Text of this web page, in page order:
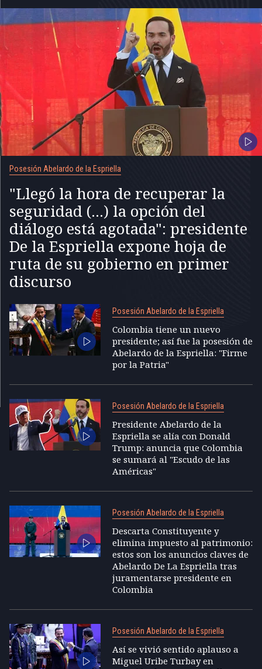
Posesión Abelardo de la Espriella
"Llegó la hora de recuperar la
seguridad (...) la opción del
diálogo está agotada": presidente
De la Espriella expone hoja de
ruta de su gobierno en primer
discurso
Posesión Abelardo de la Espriella
Colombia tiene un nuevo
presidente; así fue la posesión de
Abelardo de la Espriella: "Firme
por la Patria"
Posesión Abelardo de la Espriella
Presidente Abelardo de la
Espriella se alía con Donald
Trump: anuncia que Colombia
se sumará al "Escudo de las
Américas"
Posesión Abelardo de la Espriella
Descarta Constituyente y
elimina impuesto al patrimonio:
estos son los anuncios claves de
Abelardo De La Espriella tras
juramentarse presidente en
Colombia
Posesión Abelardo de la Espriella
Así se vivió sentido aplauso a
Miguel Uribe Turbay en